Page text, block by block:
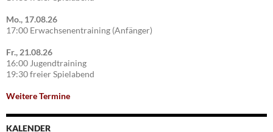
Mo., 17.08.26
17:00 Erwachsenentraining (Anfänger)
Fr., 21.08.26
16:00 Jugendtraining
19:30 freier Spielabend
Weitere Termine
KALENDER